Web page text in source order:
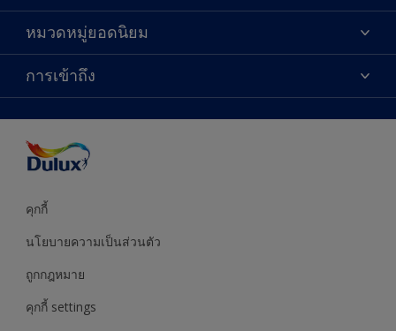
เกี่ยวกับดูลักซ์
ติดต่อเรา
ค้นหาร้านค้า
หมวดหมู่ยอดนิยม
ผลิตภัณฑ์
ไอเดียการตกแต่ง
คำแนะนำจากผู้เชี่ยวชาญ
บริการออกแบบสี
การเข้าถึง
คุกกี้
นโยบายความเป็นส่วนตัว
ถูกกฎหมาย
คุกกี้ settings